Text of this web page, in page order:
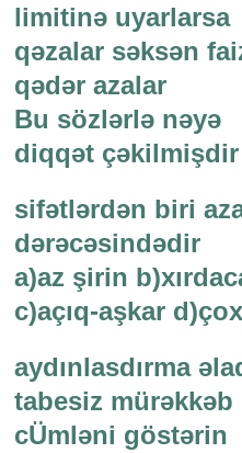
limitinə uyarlarsa
qəzalar səksən
qədər azalar
Bu sözlərlə nəyə
diqqət çəkilmişdir
sifətlərdən biri
dərəcəsindədir
a)az şirin
c)açıq-aşkar
aydınlasdırma
tabesiz mürəkkəb
cÜmləni göstərin